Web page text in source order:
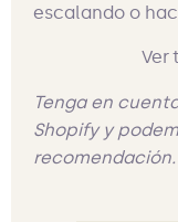
escalando o
Ver
Tenga en
Shopify y
recomendación.